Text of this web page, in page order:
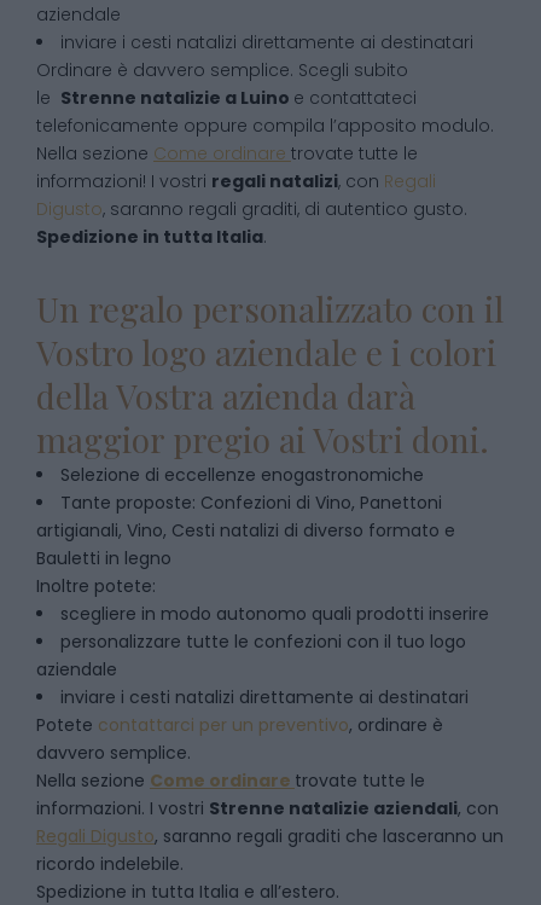
aziendale
inviare i cesti natalizi direttamente ai destinatari
Ordinare è davvero semplice. Scegli subito
le Strenne natalizie a Luino e contattateci
telefonicamente oppure compila l’apposito modulo.
Nella sezione Come ordinare trovate tutte le
informazioni! I vostri regali natalizi, con Regali
Digusto, saranno regali graditi, di autentico gusto.
Spedizione in tutta Italia.
Un regalo personalizzato con il
Vostro logo aziendale e i colori
della Vostra azienda darà
maggior pregio ai Vostri doni.
Selezione di eccellenze enogastronomiche
Tante proposte: Confezioni di Vino, Panettoni
artigianali, Vino, Cesti natalizi di diverso formato e
Bauletti in legno
Inoltre potete:
scegliere in modo autonomo quali prodotti inserire
personalizzare tutte le confezioni con il tuo logo
aziendale
inviare i cesti natalizi direttamente ai destinatari
Potete contattarci per un preventivo, ordinare è
davvero semplice.
Nella sezione Come ordinare trovate tutte le
informazioni. I vostri Strenne natalizie aziendali, con
Regali Digusto, saranno regali graditi che lasceranno un
ricordo indelebile.
Spedizione in tutta Italia e all’estero.